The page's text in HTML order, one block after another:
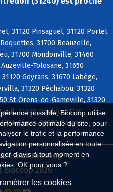
possible, Biocoop utilise
optimale du site, pour
le trafic et la performance
personnalisée en toute
d'avis à tout moment en
OK pour vous ?
les cookies
31120 Pinsaguel, 31120 Portet
31700 Beauzelle,
31700 Mondonville, 31460
Tolosane, 31650
Goyrans, 31670 Labège,
31320 Péchabou, 31320
St-Orens-de-Gameville, 31320
31620 Bouloc, 31150
Cépet, 31620 Gargas
réseau Biocoop
Biocoop 2026